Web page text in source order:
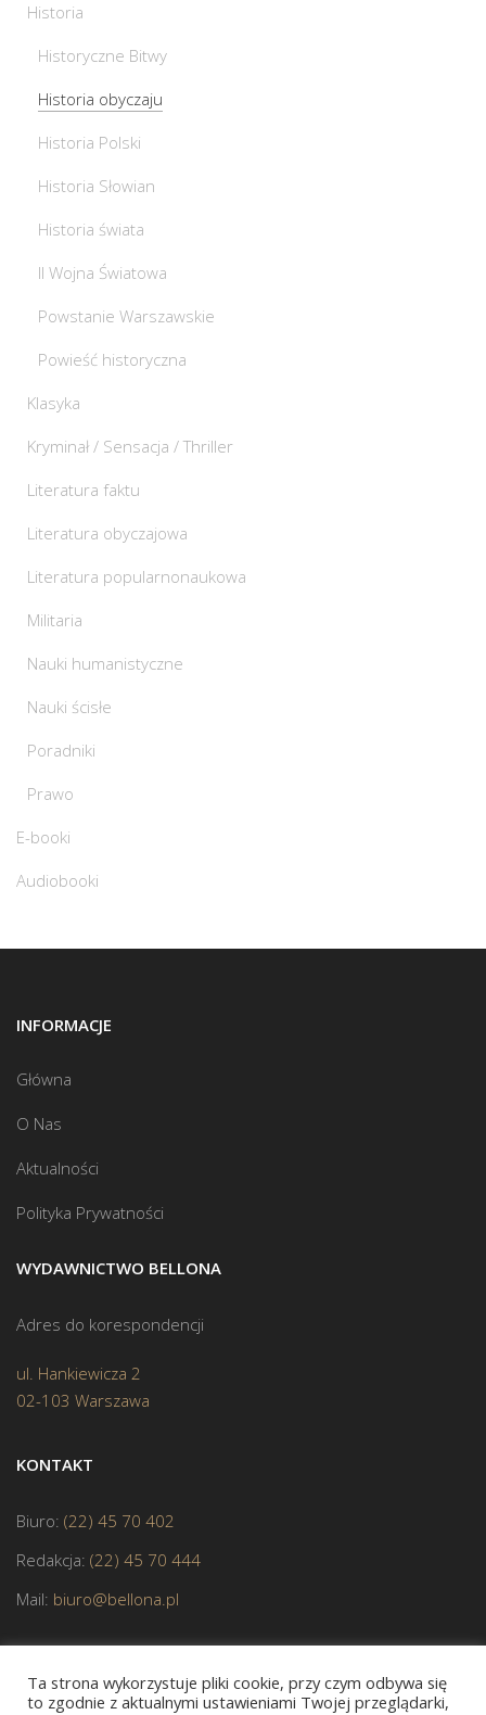
Historia
Historyczne Bitwy
Historia obyczaju
Historia Polski
Historia Słowian
Historia świata
II Wojna Światowa
Powstanie Warszawskie
Powieść historyczna
Klasyka
Kryminał / Sensacja / Thriller
Literatura faktu
Literatura obyczajowa
Literatura popularnonaukowa
Militaria
Nauki humanistyczne
Nauki ścisłe
Poradniki
Prawo
E-booki
Audiobooki
INFORMACJE
Główna
O Nas
Aktualności
Polityka Prywatności
WYDAWNICTWO BELLONA
Adres do korespondencji
ul. Hankiewicza 2
02-103 Warszawa
KONTAKT
Biuro: (22) 45 70 402
Redakcja: (22) 45 70 444
Mail: biuro@bellona.pl
Ta strona wykorzystuje pliki cookie, przy czym odbywa się
to zgodnie z aktualnymi ustawieniami Twojej przeglądarki,